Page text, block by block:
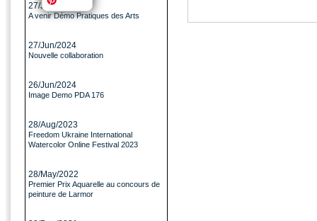
27/Jun/2024
A venir Démo Pratiques des Arts
27/Jun/2024
Nouvelle collaboration
26/Jun/2024
Image Demo PDA 176
28/Aug/2023
Freedom Ukraine International
Watercolor Online Festival 2023
28/May/2022
Premier Prix Aquarelle au concours de
peinture de Larmor